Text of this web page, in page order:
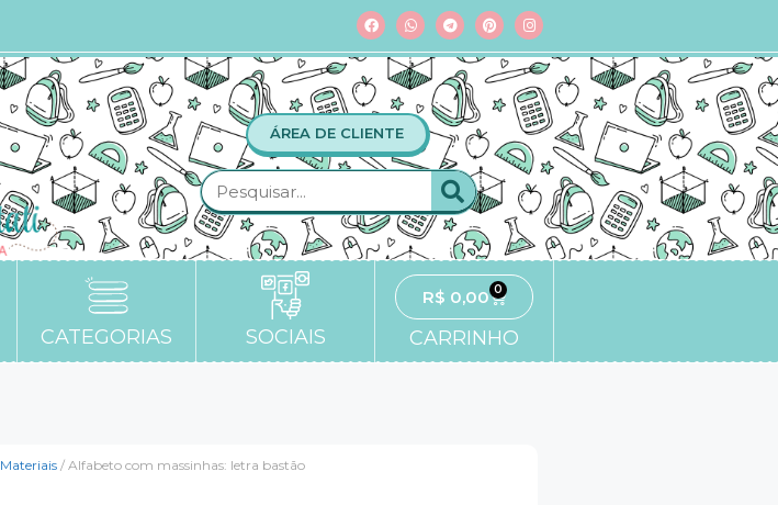
ÁREA DE CLIENTE
CATEGORIAS SOCIAIS
R$ 0,00 0
CARRINHO
Materiais / Alfabeto com massinhas: letra bastão